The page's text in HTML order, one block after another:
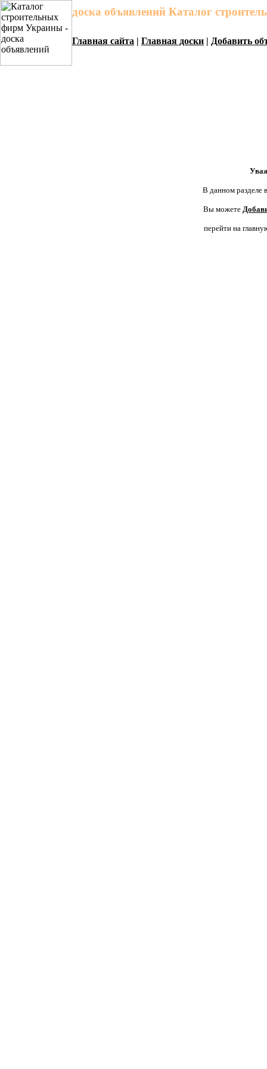
доска объявлений Каталог
Главная сайта | Главная доски | Добавить
В данном разделе
Вы можете
перейти на